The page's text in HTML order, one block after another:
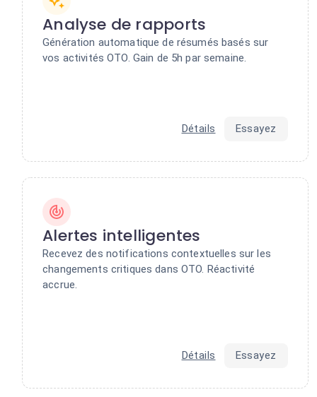
Analyse de rapports
Génération automatique de résumés basés sur
vos activités OTO. Gain de 5h par semaine.
Détails Essayez
Alertes intelligentes
Recevez des notifications contextuelles sur les
changements critiques dans OTO. Réactivité
accrue.
Détails Essayez